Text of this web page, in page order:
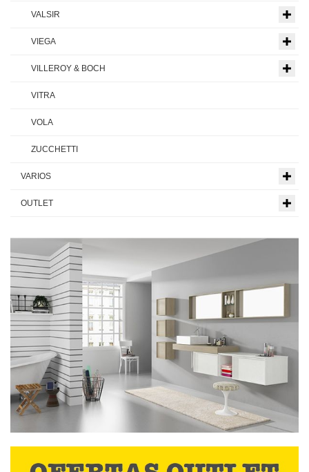
VALSIR
VIEGA
VILLEROY & BOCH
VITRA
VOLA
ZUCCHETTI
VARIOS
OUTLET